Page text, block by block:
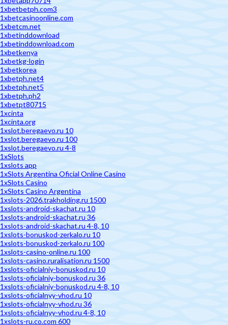
1xbetbetph.com3
1xbetcasinoonline.com
1xbetcm.net
1xbetinddownload
1xbetinddownload.com
1xbetkenya
1xbetkg-login
1xbetkorea
1xbetph.net4
1xbetph.net5
1xbetph.ph2
1xbetpt80715
1xcinta
1xcinta.org
1xslot.beregaevo.ru 10
1xslot.beregaevo.ru 100
1xslot.beregaevo.ru 4-8
1xSlots
1xslots app
1xSlots Argentina Oficial Online Casino
1xSlots Casino
1xSlots Casino Argentina
1xslots-2026.trakholding.ru 1500
1xslots-android-skachat.ru 10
1xslots-android-skachat.ru 36
1xslots-android-skachat.ru 4-8, 10
1xslots-bonuskod-zerkalo.ru 10
1xslots-bonuskod-zerkalo.ru 100
1xslots-casino-online.ru 100
1xslots-casino.ruralisation.ru 1500
1xslots-oficialniy-bonuskod.ru 10
1xslots-oficialniy-bonuskod.ru 36
1xslots-oficialniy-bonuskod.ru 4-8, 10
1xslots-oficialnyy-vhod.ru 10
1xslots-oficialnyy-vhod.ru 36
1xslots-oficialnyy-vhod.ru 4-8, 10
1xslots-ru.co.com 600